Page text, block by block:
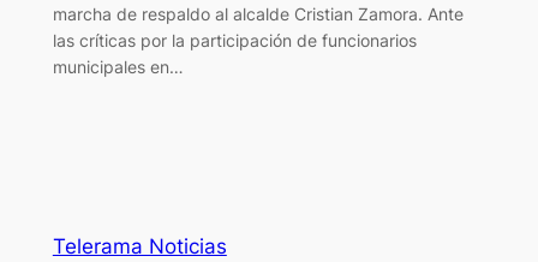
marcha de respaldo al alcalde Cristian Zamora. Ante
las críticas por la participación de funcionarios
municipales en…
Telerama Noticias